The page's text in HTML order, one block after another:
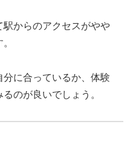
からのアクセスがやや
分に合っているか、体験
のが良いでしょう。